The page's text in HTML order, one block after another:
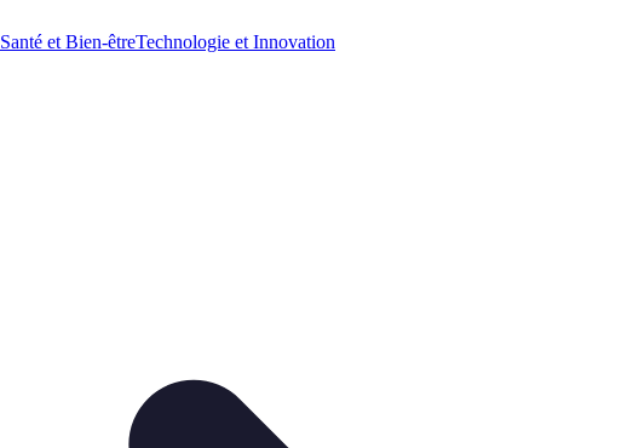
Santé et Bien-êtreTechnologie et Innovation